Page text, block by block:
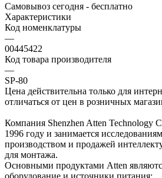
Самовывоз сегодня - бесплатно
Характеристики
Код номенклатуры
—
00445422
Код товара производителя
—
SP-80
Цена действительна только для
отличаться от цен в розничных
Компания Shenzhen Atten Technology
1996 году и занимается
производством и продажей
для монтажа.
Основными продуктами Atten
оборудование и источники питания: